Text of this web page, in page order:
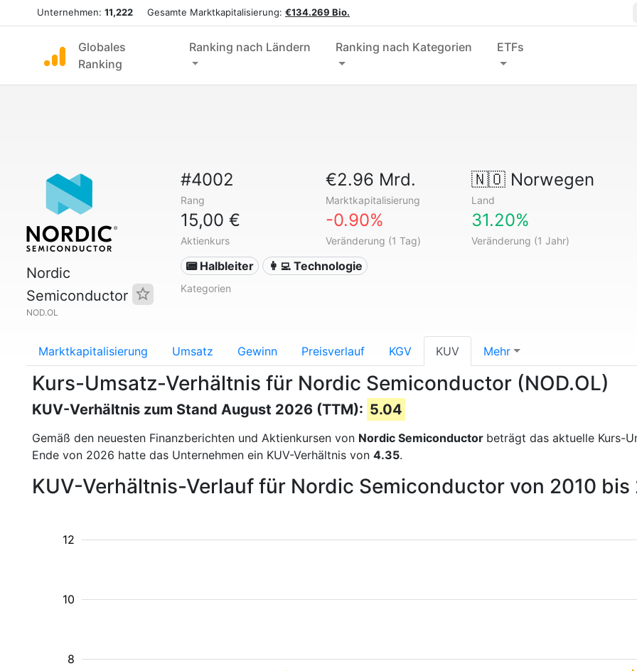
Unternehmen: 11,222 Gesamte Marktkapitalisierung: €134.269 Bio.
Globales
Ranking
Ranking nach Ländern Ranking nach Kategorien ETFs
Nordic
Semiconductor
NOD.OL
#4002
Rang
€2.96 Mrd.
Marktkapitalisierung
🇳🇴Norwegen
Land
15,00 €
Aktienkurs
-0.90%
Veränderung (1 Tag)
31.20%
Veränderung (1 Jahr)
📟 Halbleiter 👩‍💻 Technologie
Kategorien
Marktkapitalisierung Umsatz Gewinn Preisverlauf KGV KUV Mehr
Kurs-Umsatz-Verhältnis für Nordic Semiconductor (NOD.OL)
KUV-Verhältnis zum Stand August 2026 (TTM): 5.04
Gemäß den neuesten Finanzberichten und Aktienkursen von Nordic Semiconductor beträgt das aktuelle Kurs-
Ende von 2026 hatte das Unternehmen ein KUV-Verhältnis von 4.35.
KUV-Verhältnis-Verlauf für Nordic Semiconductor von 2010 bis
8
10
12